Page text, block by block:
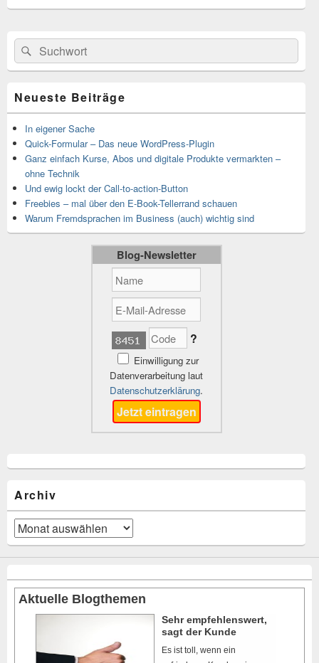
Primärer
Seitenleisten-
Widgetbereich
Suchen
nach:
Suchen
Neueste Beiträge
In eigener Sache
Quick-Formular – Das neue WordPress-Plugin
Ganz einfach Kurse, Abos und digitale Produkte vermarkten –
ohne Technik
Und ewig lockt der Call-to-action-Button
Freebies – mal über den E-Book-Tellerrand schauen
Warum Fremdsprachen im Business (auch) wichtig sind
Blog-Newsletter
?
Einwilligung zur
Datenverarbeitung laut
Datenschutzerklärung.
Archiv
Archiv
Aktuelle Blogthemen
Sehr empfehlenswert,
sagt der Kunde
Es ist toll, wenn ein